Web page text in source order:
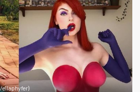
ellaphyfer)